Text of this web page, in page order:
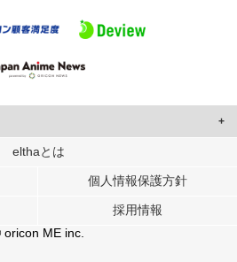
て、ユーザーに合わせたコンテンツや広告の
の各パートナーに提供しています。
ザーが各パートナーに提供した他の情報や、
スを使用したときに収集した他の情報を組み
elthaとは
個人情報保護方針
採用情報
oricon ME inc.